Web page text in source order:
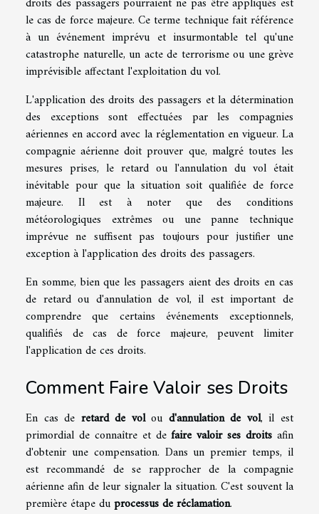
le cas de force majeure. Ce terme technique fait référence
à un événement imprévu et insurmontable tel qu'une
catastrophe naturelle, un acte de terrorisme ou une grève
imprévisible affectant l'exploitation du vol.
L'application des droits des passagers et la détermination
des exceptions sont effectuées par les compagnies
aériennes en accord avec la réglementation en vigueur. La
compagnie aérienne doit prouver que, malgré toutes les
mesures prises, le retard ou l'annulation du vol était
inévitable pour que la situation soit qualifiée de force
majeure. Il est à noter que des conditions
météorologiques extrêmes ou une panne technique
imprévue ne suffisent pas toujours pour justifier une
exception à l'application des droits des passagers.
En somme, bien que les passagers aient des droits en cas
de retard ou d'annulation de vol, il est important de
comprendre que certains événements exceptionnels,
qualifiés de cas de force majeure, peuvent limiter
l'application de ces droits.
Comment Faire Valoir ses Droits
En cas de retard de volou d'annulation de vol, il est
primordial de connaître et defaire valoir ses droits afin
d'obtenir une compensation. Dans un premier temps, il
est recommandé de se rapprocher de la compagnie
aérienne afin de leur signaler la situation. C'est souvent la
première étape duprocessus de réclamation.